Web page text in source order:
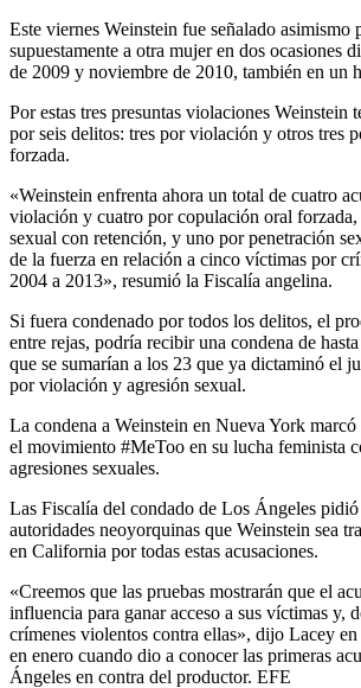
Este viernes Weinstein fue señalado asimismo
supuestamente a otra mujer en dos ocasiones
de 2009 y noviembre de 2010, también en un
Por estas tres presuntas violaciones Weinstein
por seis delitos: tres por violación y otros tres
forzada.
«Weinstein enfrenta ahora un total de cuatro
violación y cuatro por copulación oral forzada,
sexual con retención, y uno por penetración
de la fuerza en relación a cinco víctimas por
2004 a 2013», resumió la Fiscalía angelina.
Si fuera condenado por todos los delitos, el
entre rejas, podría recibir una condena de
que se sumarían a los 23 que ya dictaminó el
por violación y agresión sexual.
La condena a Weinstein en Nueva York
el movimiento #MeToo en su lucha feminista
agresiones sexuales.
Las Fiscalía del condado de Los Ángeles
autoridades neoyorquinas que Weinstein sea
en California por todas estas acusaciones.
«Creemos que las pruebas mostrarán que el
influencia para ganar acceso a sus víctimas y,
crímenes violentos contra ellas», dijo Lacey en
en enero cuando dio a conocer las primeras
Ángeles en contra del productor. EFE